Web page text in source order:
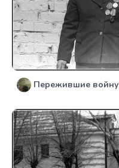
Пережившие войну